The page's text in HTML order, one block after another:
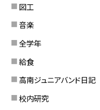
図工
音楽
全学年
給食
高南ジュニアバンド日記
校内研究